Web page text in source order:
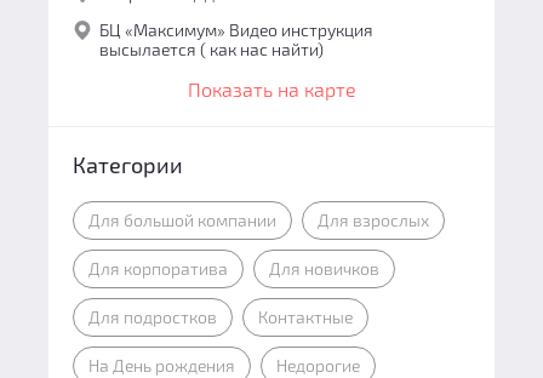
БЦ «Максимум» Видео инструкция
высылается ( как нас найти)
Показать на карте
Категории
Для большой компании Для взрослых
Для корпоратива Для новичков
Для подростков Контактные
На День рождения Недорогие